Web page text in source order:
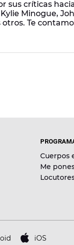
sus críticas
Minogue,
Te
Cuerpos
Me
iOS